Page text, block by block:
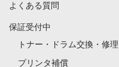
よくある質問
保証受付中
トナー・ドラム交換・修理
プリンタ補償